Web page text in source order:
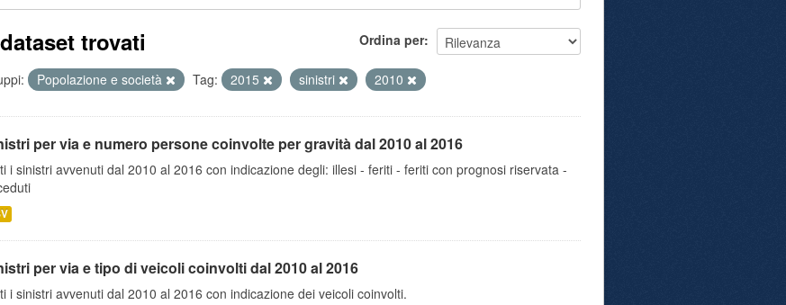
Ordina per
trovati
Popolazione e società Tag: 2015 sinistri 2010
per via e numero persone coinvolte per gravità dal 2010 al 2016
i sinistri avvenuti dal 2010 al 2016 con indicazione degli: illesi - feriti - feriti con prognosi riservata -
per via e tipo di veicoli coinvolti dal 2010 al 2016
i sinistri avvenuti dal 2010 al 2016 con indicazione dei veicoli coinvolti.